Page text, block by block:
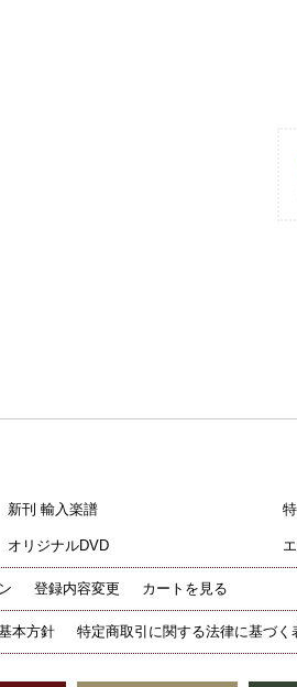
新刊 輸入楽譜
オリジナルDVD
登録内容変更 カートを見る
本方針 特定商取引に関する法律に基づく